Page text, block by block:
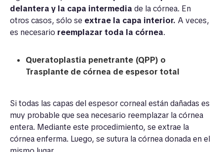
delantera y la capa intermedia de la córnea. En
otros casos, sólo se extrae la capa interior. A veces,
es necesario reemplazar toda la córnea.
Queratoplastia penetrante (QPP) o
Trasplante de córnea de espesor total
Si todas las capas del espesor corneal están dañadas es
muy probable que sea necesario reemplazar la córnea
entera. Mediante este procedimiento, se extrae la
córnea enferma. Luego, se sutura la córnea donada en el